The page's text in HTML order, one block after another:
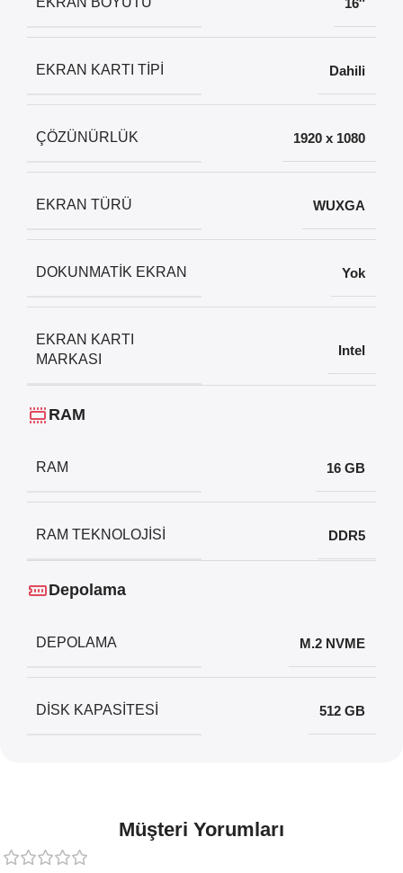
16″
EKRAN KARTI TIPI Dahili
ÇÖZÜNÜRLÜK 1920 x 1080
EKRAN TÜRÜ WUXGA
DOKUNMATIK EKRAN Yok
EKRAN KARTI
MARKASI
Intel
RAM
RAM 16 GB
RAM TEKNOLOJISI DDR5
Depolama
DEPOLAMA M.2 NVME
DISK KAPASITESI 512 GB
Müşteri Yorumları